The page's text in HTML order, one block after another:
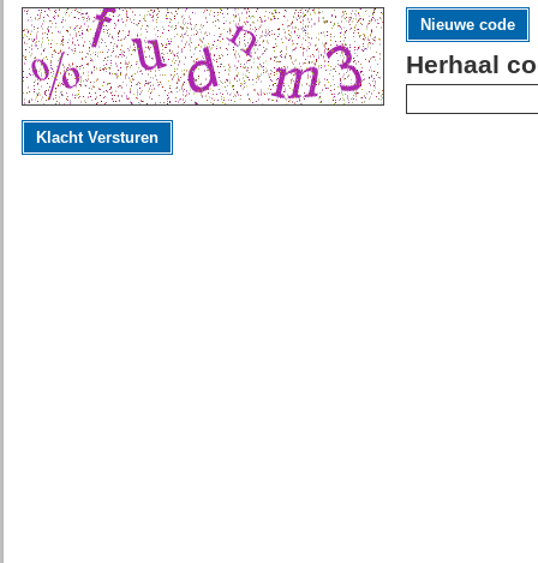
Nieuwe code
Herhaal
Klacht Versturen